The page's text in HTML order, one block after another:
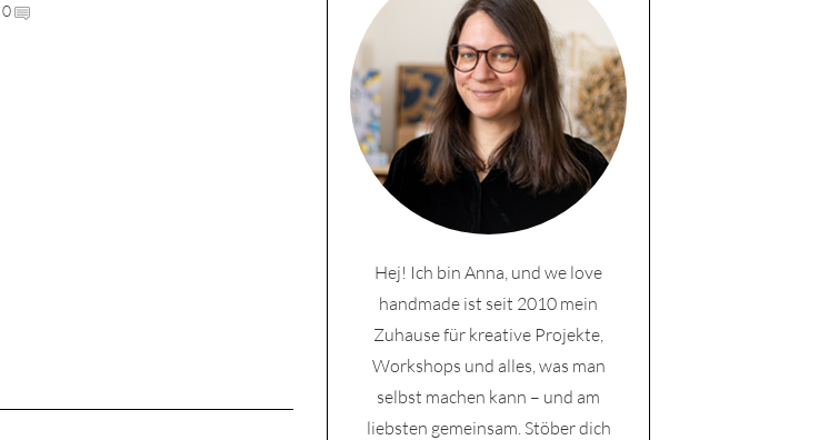
0
Hej! Ich bin Anna, und we love
handmade ist seit 2010 mein
Zuhause für kreative Projekte,
Workshops und alles, was man
selbst machen kann – und am
liebsten gemeinsam. Stöber dich